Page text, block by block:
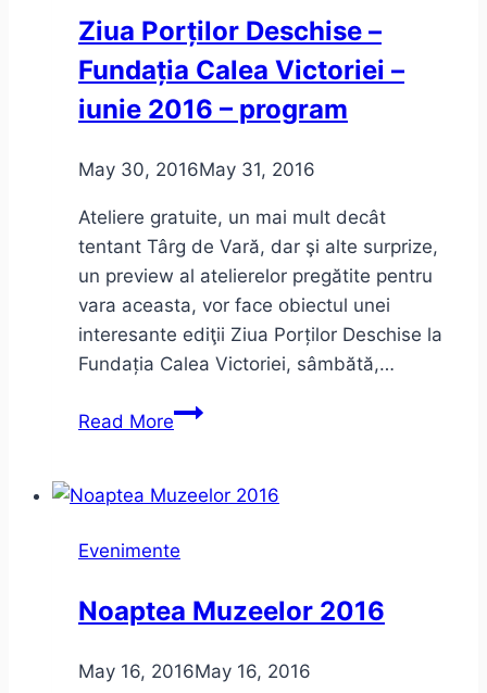
incomodă
Ziua Porților Deschise –
Fundația Calea Victoriei –
iunie 2016 – program
May 30, 2016May 31, 2016
Ateliere gratuite, un mai mult decât
tentant Târg de Vară, dar şi alte surprize,
un preview al atelierelor pregătite pentru
vara aceasta, vor face obiectul unei
interesante ediţii Ziua Porților Deschise la
Fundația Calea Victoriei, sâmbătă,…
Read MoreZiua
–
Calea
–
2016
Evenimente
Noaptea Muzeelor 2016
May 16, 2016May 16, 2016